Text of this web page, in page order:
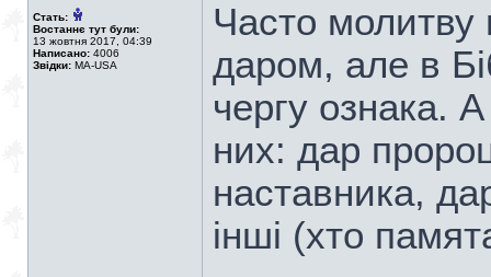
Стать:
Востаннє тут були:
13 жовтня 2017, 04:39
Написано: 4006
Звідки: MA-USA
Часто молитву
даром, але в
чергу ознака.
них: дар
наставника,
інші (хто